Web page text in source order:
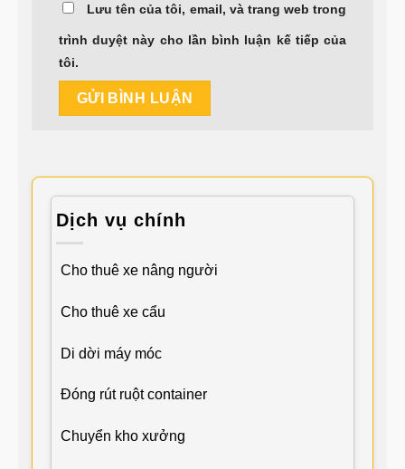
Lưu tên của tôi, email, và trang web trong
trình duyệt này cho lần bình luận kế tiếp của
tôi.
Dịch vụ chính
Cho thuê xe nâng người
Cho thuê xe cẩu
Di dời máy móc
Đóng rút ruột container
Chuyển kho xưởng